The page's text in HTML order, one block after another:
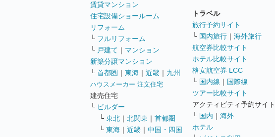
賃貸マンション
住宅設備ショールーム
リフォーム
└ フルリフォーム
└ 戸建て ｜ マンション
新築分譲マンション
└ 首都圏 ｜ 東海 ｜ 近畿 ｜ 九州
ハウスメーカー 注文住宅
建売住宅
└ ビルダー
└ 東北 ｜ 北関東 ｜ 首都圏
└ 東海 ｜ 近畿 ｜ 中国・四国
トラベル
旅行予約サイト
└ 国内旅行 ｜ 海外旅行
航空券比較サイト
ホテル比較サイト
格安航空券 LCC
└ 国内線 ｜ 国際線
ツアー比較サイト
アクティビティ予約サイト
└ 国内 ｜ 海外
ホテル